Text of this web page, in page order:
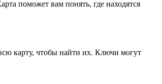
поможет вам понять, где находятся
карту, чтобы найти их. Ключи могут